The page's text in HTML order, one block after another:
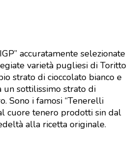
accuratamente selezionate
varietà pugliesi di Toritto
strato di cioccolato bianco e
sottilissimo strato di
Sono i famosi “Tenerelli
cuore tenero prodotti sin dal
alla ricetta originale.